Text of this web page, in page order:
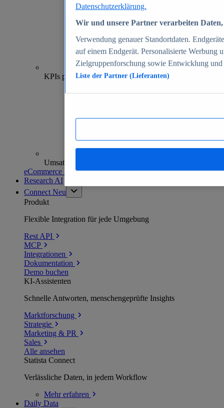
70+
KPIs pro Shop
Umsatzanalysen und -prognosen
eCommerce Insights entdecken
Research AI
Connect Neu
Produkt
Flexible Integration für jede Umgebung
Rest API
MCP
Integrationen
Dokumentation
Demo buchen
KI-Assistenten
Schnelle Antworten, menschengeprüfte Insights
Marktforschung
Strategie
Marketing & PR
Sales
Alle ansehen
Statista Connect
Verlässliche Daten, in jedem Workflow
Mehrerfahren
Daily Data
Datenschutzerklärung.
Wir und unsere Partner verarbeiten
Verwendung genauer Standortdaten.
auf einem Endgerät. Personalisierte Werbung
Zielgruppenforschung sowie Entwicklung
Liste der Partner (Lieferanten)